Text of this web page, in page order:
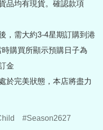
品均有現貨。確認款項
，需大約3-4星期訂購到港
購買所顯示預購日子為
金
於完美狀態，本店將盡力
Season2627